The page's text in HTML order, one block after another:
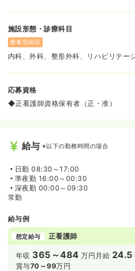
施設形態・診療科目
療養型病院
内科、外科、整形外科、リハビリテー
応募資格
◆正看護師資格保有者（正・准）
給与 ※以下の勤務時間の場合
日勤 08:30～17:00
準夜勤 16:00～00:30
深夜勤 00:00～09:30
常勤
給与例
想定給与 正看護師
年収 365～484 万円 月給 24.5
賞与70～99万円